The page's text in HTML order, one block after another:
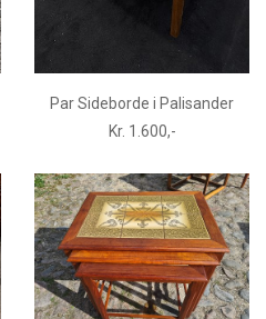
Par Sideborde i Palisander
Kr. 1.600,-